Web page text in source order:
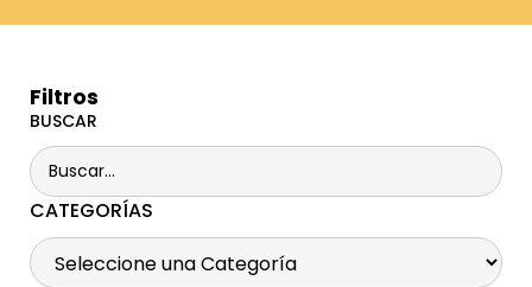
Filtros
BUSCAR
CATEGORÍAS